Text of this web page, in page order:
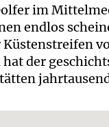
im
endlos
der